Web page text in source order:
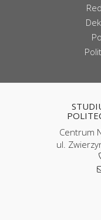
Centrum
ul.